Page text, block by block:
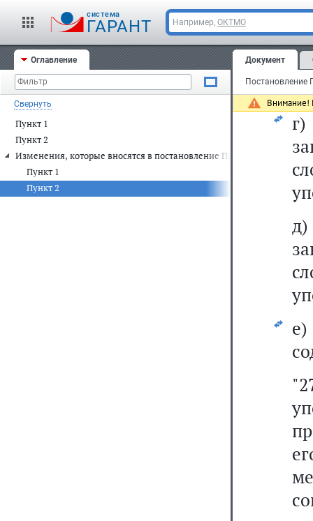
cистема
ГАРАНТ Например, ОКТМО
Оглавление
Свернуть
Пункт 1
Пункт 2
Изменения, которые вносятся в постановление Правительства
Пункт 1
Пункт 2
Документ
Внимание!